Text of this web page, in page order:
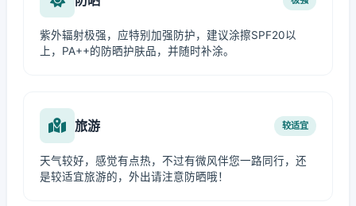
紫外辐射极强，应特别加强防护，建议涂擦SPF20以
上，PA++的防晒护肤品，并随时补涂。
旅游 较适宜
天气较好，感觉有点热，不过有微风伴您一路同行，还
是较适宜旅游的，外出请注意防晒哦！